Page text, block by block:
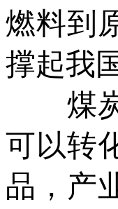
燃料到
撑起我
煤炭
可以转
品，产